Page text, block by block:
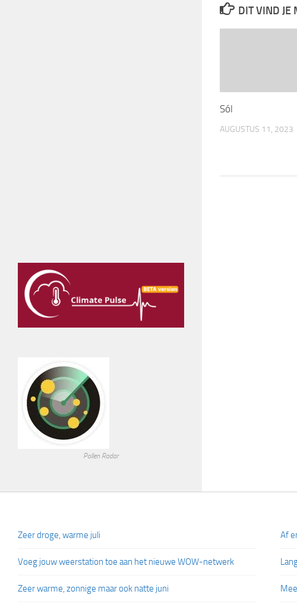
DIT VIND JE
Sól
AUGUSTUS 11, 2023
Pollen Radar
Zeer droge, warme juli
Voeg jouw weerstation toe aan het nieuwe WOW-netwerk
Zeer warme, zonnige maar ook natte juni
Af